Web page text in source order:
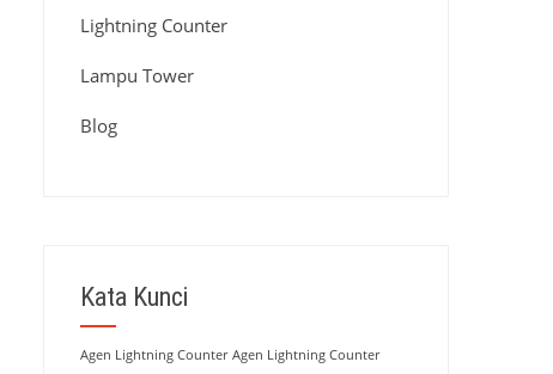
Lightning Counter
Lampu Tower
Blog
Kata Kunci
Agen Lightning Counter Agen Lightning Counter